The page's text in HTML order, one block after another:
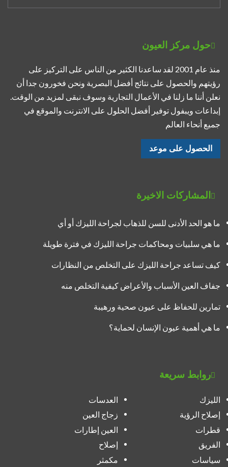
حول مركز العيون
منذ عام 2001 لقد ساعدنا الكثير من الناس على التركيز على
رؤيتهم والحصول على نتائج أفضل البصرية ونحن فخورون جدا أن
نعلن أننا ما زلنا في الأعمال التجارية وسوف نبقى لمزيد من الوقت.
إبداعات ويبفول توفير أفضل الحلول على الانترنت والموقع في
جميع أنحاء العالم
الحصول على موعد
المشاركات الاخيرة
ما هو الحد الأدنى للسن للذهاب لجراحة الليزك أو أي
ما هي سلبيات ومحاكمات جراحة الليزك في فترة طويلة
كيف تساعد جراحة الليزك على التخلص من النظارات
جفاف العين الأسباب والأعراض كيفية التخلص منه
تمارين للحفاظ على عيون صحية ورهيبة
ما هي أهمية عيون الإنسان لحماية؟
روابط سريعة
العدسات
الليزك
زجاج العين
إصلاح الرؤية
العين إطارات
قطرات
إصلاح
الفريق
مكمثر
سياسات